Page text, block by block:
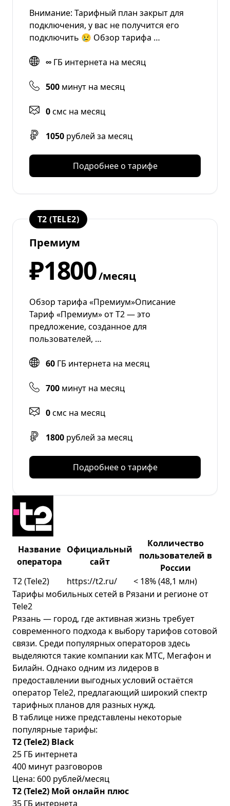
Внимание: Тарифный план закрыт для
подключения, у вас не получится его
подключить 😢 Обзор тарифа …
∞ ГБ интернета на месяц
500 минут на месяц
0смс на месяц
1050 рублей за месяц
Подробнее о тарифе
T2 (TELE2)
Премиум
₽1800/месяц
Обзор тарифа «Премиум»Описание
Тариф «Премиум» от Т2 — это
предложение, созданное для
пользователей, …
60 ГБ интернета на месяц
700 минут на месяц
0смс на месяц
1800 рублей за месяц
Подробнее о тарифе
Название
оператора
Официальный
сайт
Колличество
пользователей в
России
T2 (Tele2)
https://t2.ru/
< 18% (48,1 млн)
Тарифы мобильных сетей в Рязани и регионе от
Tele2
Рязань — город, где активная жизнь требует
современного подхода к выбору тарифов сотовой
связи. Среди популярных операторов здесь
выделяются такие компании как МТС, Мегафон и
Билайн. Однако одним из лидеров в
предоставлении выгодных условий остаётся
оператор Tele2, предлагающий широкий спектр
тарифных планов для разных нужд.
В таблице ниже представлены некоторые
популярные тарифы:
T2 (Tele2) Black
25 ГБ интернета
400 минут разговоров
Цена: 600 рублей/месяц
T2 (Tele2) Мой онлайн плюс
35 ГБ интернета